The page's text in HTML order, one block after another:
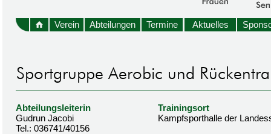
Verein Abteilungen Termine Aktuelles
Abteilungsleiterin
Gudrun Jacobi
Tel.: 036741/40156
Trainingsort
Kampfsporthalle der